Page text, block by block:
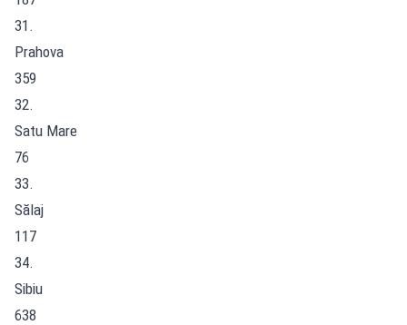
31.
Prahova
359
32.
Satu Mare
76
33.
Sălaj
117
34.
Sibiu
638